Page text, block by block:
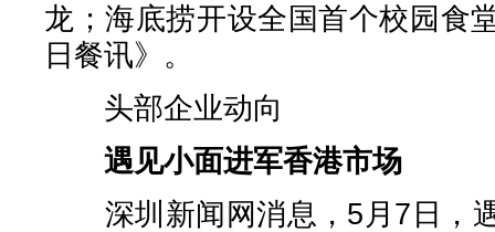
龙；海底捞开设全国首个校园食
日餐讯》。
头部企业动向
遇见小面进军香港市场
深圳新闻网消息，5月7日，